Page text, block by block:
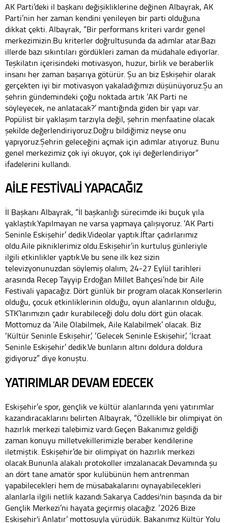
AK Parti’deki il başkanı değişikliklerine değinen Albayrak, AK
Parti’nin her zaman kendini yenileyen bir parti olduğuna
dikkat çekti. Albayrak, “Bir performans kriteri vardır genel
merkezimizin.Bu kriterler doğrultusunda da adımlar atar.Bazı
illerde bazı sıkıntıları gördükleri zaman da müdahale ediyorlar.
Teşkilatın içerisindeki motivasyon, huzur, birlik ve beraberlik
insanı her zaman başarıya götürür. Şu an biz Eskişehir olarak
gerçekten iyi bir motivasyon yakaladığımızı düşünüyoruz.Şu an
şehrin gündemindeki çoğu noktada artık ‘AK Parti ne
söyleyecek, ne anlatacak?’ mantığında giden bir yapı var.
Popülist bir yaklaşım tarzıyla değil, şehrin menfaatine olacak
şekilde değerlendiriyoruz.Doğru bildiğimiz neyse onu
yapıyoruz.Şehrin geleceğini açmak için adımlar atıyoruz. Bunu
genel merkezimiz çok iyi okuyor, çok iyi değerlendiriyor”
ifadelerini kullandı.
AİLE FESTİVALİ YAPACAĞIZ
İl Başkanı Albayrak, “İl başkanlığı sürecimde iki buçuk yıla
yaklaştık.Yapılmayan ne varsa yapmaya çalışıyoruz. ‘AK Parti
Seninle Eskişehir’ dedik.Videolar yaptık.İftar çadırlarımız
oldu.Aile pikniklerimiz oldu.Eskişehir’in kurtuluş günleriyle
ilgili etkinlikler yaptık.Ve bu sene ilk kez sizin
televizyonunuzdan söylemiş olalım; 24-27 Eylül tarihleri
arasında Recep Tayyip Erdoğan Millet Bahçesi’nde bir Aile
Festivali yapacağız. Dört günlük bir program olacak.Konserlerin
olduğu, çocuk etkinliklerinin olduğu, oyun alanlarının olduğu,
STK’larımızın çadır kurabileceği dolu dolu dört gün olacak.
Mottomuz da ‘Aile Olabilmek, Aile Kalabilmek’ olacak. Biz
‘Kültür Seninle Eskişehir’, ‘Gelecek Seninle Eskişehir’, ‘İcraat
Seninle Eskişehir’ dedik.Ve bunların altını doldura doldura
gidiyoruz” diye konuştu.
YATIRIMLAR DEVAM EDECEK
Eskişehir’e spor, gençlik ve kültür alanlarında yeni yatırımlar
kazandıracaklarını belirten Albayrak, “Özellikle bir olimpiyat ön
hazırlık merkezi talebimiz vardı.Geçen Bakanımız geldiği
zaman konuyu milletvekillerimizle beraber kendilerine
iletmiştik. Eskişehir’de bir olimpiyat ön hazırlık merkezi
olacak.Bununla alakalı protokoller imzalanacak.Devamında şu
an dört tane amatör spor kulübünün hem antrenman
yapabilecekleri hem de müsabakalarını oynayabilecekleri
alanlarla ilgili netlik kazandı.Sakarya Caddesi'nin başında da bir
Gençlik Merkezi’ni hayata geçirmiş olacağız. ‘2026 Bize
Eskişehir'i Anlatır’ mottosuyla yürüdük. Bakanımız Kültür Yolu